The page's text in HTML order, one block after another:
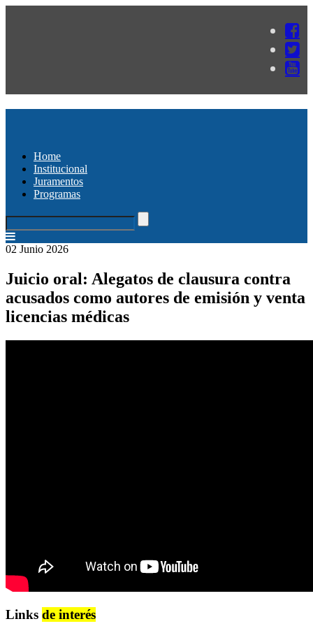
Home
Institucional
Juramentos
Programas
02 Junio 2026
Juicio oral: Alegatos de clausura contra
acusados como autores de emisión y venta
licencias médicas
Links de interés